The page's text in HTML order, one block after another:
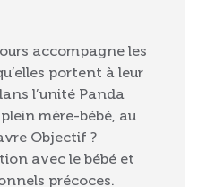
accompagne les
portent à leur
l’unité Panda
mère-bébé, au
Objectif ?
avec le bébé et
précoces.